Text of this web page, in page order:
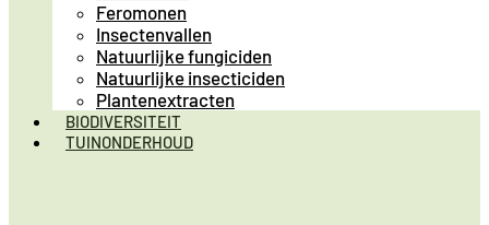
Feromonen
Insectenvallen
Natuurlijke fungiciden
Natuurlijke insecticiden
Plantenextracten
BIODIVERSITEIT
TUINONDERHOUD